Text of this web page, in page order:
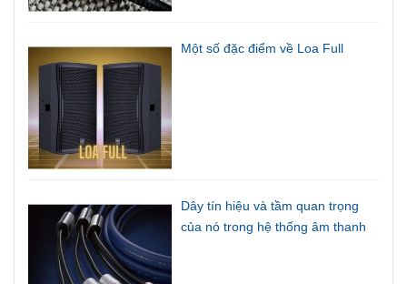
Một số đặc điểm về Loa Full
Dây tín hiệu và tầm quan trọng
của nó trong hệ thống âm thanh